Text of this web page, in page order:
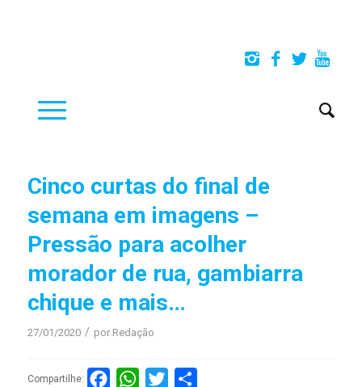
Cinco curtas do final de
semana em imagens –
Pressão para acolher
morador de rua, gambiarra
chique e mais…
27/01/2020 / por Redação
Compartilhe: FacebookWhatsApp
Twitter